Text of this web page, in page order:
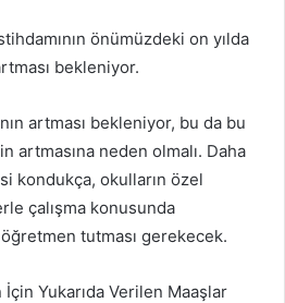
önümüzdeki on yılda
bekleniyor.
artması bekleniyor, bu da bu
artmasına neden olmalı. Daha
kondukça, okulların özel
çalışma konusunda
tutması gerekecek.
Yukarıda Verilen Maaşlar